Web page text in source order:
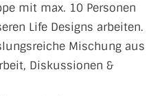
mit max. 10 Personen
Life Designs arbeiten.
Mischung aus
Diskussionen &